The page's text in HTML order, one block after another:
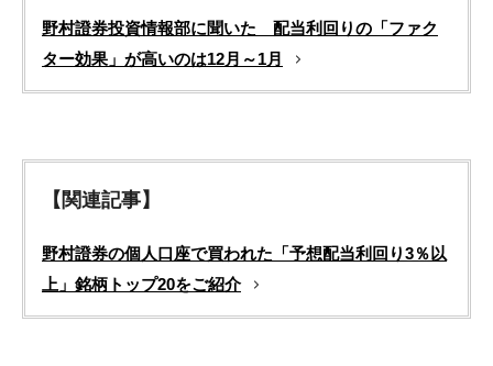
野村證券投資情報部に聞いた 配当利回りの「ファク
ター効果」が高いのは12月～1月
【関連記事】
野村證券の個人口座で買われた「予想配当利回り3％以
上」銘柄トップ20をご紹介